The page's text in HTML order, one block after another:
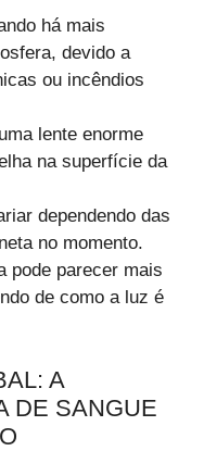
há mais
devido a
ou incêndios
lente enorme
na superfície da
dependendo das
no momento.
pode parecer mais
de como a luz é
A
DE SANGUE